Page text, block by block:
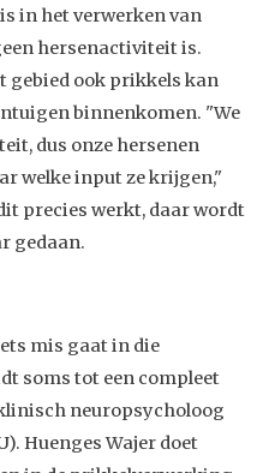
in het verwerken van
hersenactiviteit is.
gebied ook prikkels kan
binnenkomen. "We
dus onze hersenen
welke input ze krijgen,"
precies werkt, daar wordt
gedaan.
mis gaat in die
soms tot een compleet
neuropsycholoog
Huenges Wajer doet